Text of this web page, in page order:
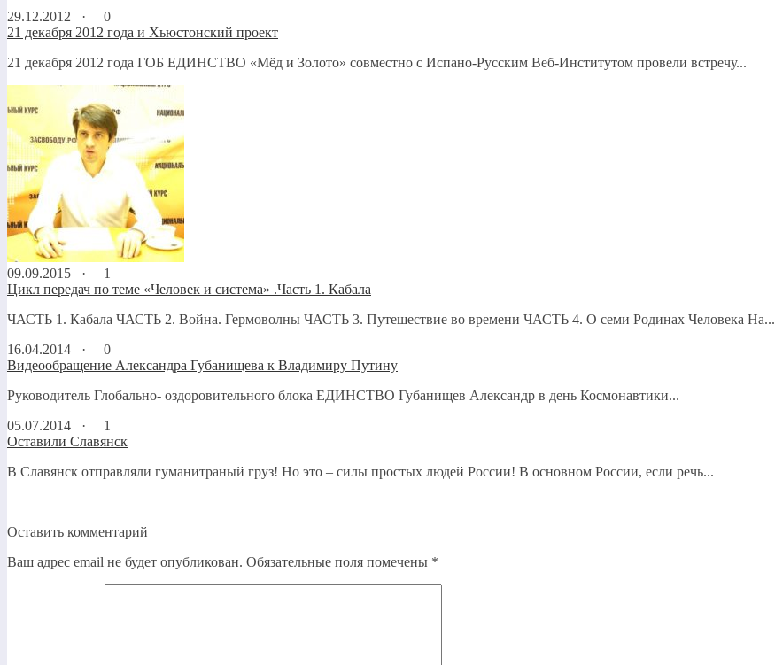
29.12.2012 ·
0
21 декабря 2012 года и Хьюстонский проект
21 декабря 2012 года ГОБ ЕДИНСТВО «Мёд и Золото» совместно с Испано-Русским Веб-Институтом провели встречу...
09.09.2015 ·
1
Цикл передач по теме «Человек и система» .Часть 1. Кабала
ЧАСТЬ 1. Кабала ЧАСТЬ 2. Война. Гермоволны ЧАСТЬ 3. Путешествие во времени ЧАСТЬ 4. О семи Родинах Человека На...
16.04.2014 ·
0
Видеообращение Александра Губанищева к Владимиру Путину
Руководитель Глобально- оздоровительного блока ЕДИНСТВО Губанищев Александр в день Космонавтики...
05.07.2014 ·
1
Оставили Славянск
В Славянск отправляли гуманитраный груз! Но это – силы простых людей России! В основном России, если речь...
Оставить комментарий
Ваш адрес email не будет опубликован. Обязательные поля помечены *